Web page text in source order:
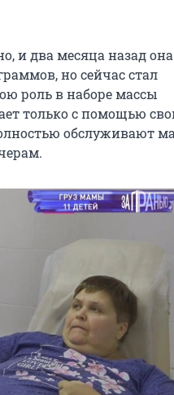
и два месяца назад она
но сейчас стал
роль в наборе массы
только с помощью
обслуживают